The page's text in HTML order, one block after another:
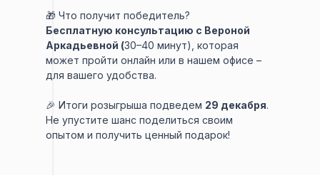
🎁 Что получит победитель?
Бесплатную консультацию с Вероной
Аркадьевной (30–40 минут), которая
может пройти онлайн или в нашем офисе –
для вашего удобства.
🎉 Итоги розыгрыша подведем 29 декабря.
Не упустите шанс поделиться своим
опытом и получить ценный подарок!